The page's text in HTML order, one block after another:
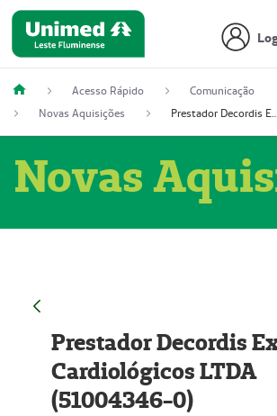
Acesso Rápido
Comunicação
Novas Aquisições
Prestador Decordis Exames Cardiológicos LTDA (51004346-0)
Novas
Prestador Decordis
Cardiológicos LTDA
(51004346-0)